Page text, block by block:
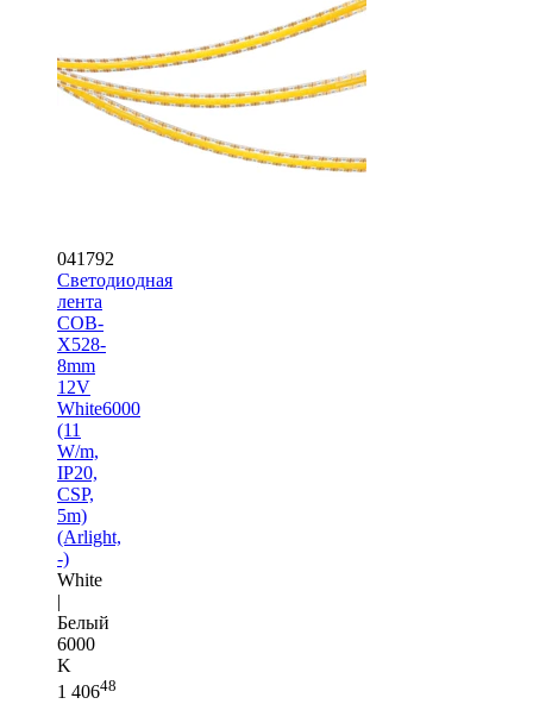
041792
Светодиодная
лента
COB-
X528-
8mm
12V
White6000
(11
W/m,
IP20,
CSP,
5m)
(Arlight,
-)
White
|
Белый
6000
K
1 40648